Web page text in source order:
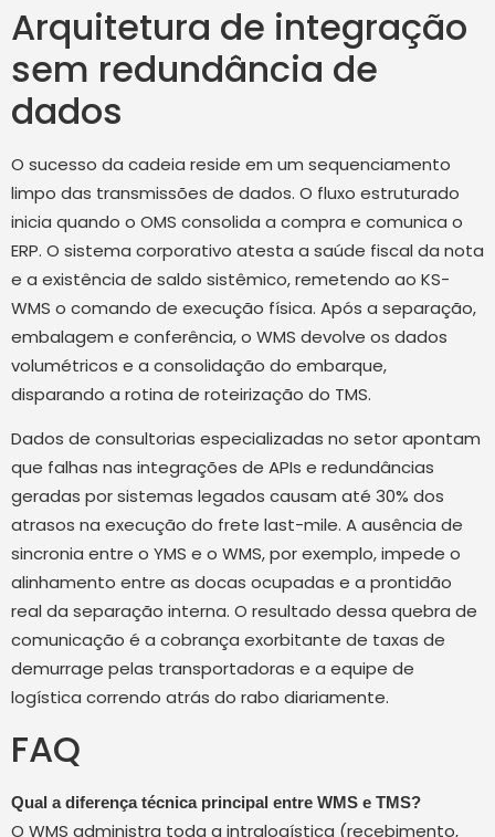
Arquitetura de integração
sem redundância de
dados
O sucesso da cadeia reside em um sequenciamento
limpo das transmissões de dados. O fluxo estruturado
inicia quando o OMS consolida a compra e comunica o
ERP. O sistema corporativo atesta a saúde fiscal da nota
e a existência de saldo sistêmico, remetendo ao KS-
WMS o comando de execução física. Após a separação,
embalagem e conferência, o WMS devolve os dados
volumétricos e a consolidação do embarque,
disparando a rotina de roteirização do TMS.
Dados de consultorias especializadas no setor apontam
que falhas nas integrações de APIs e redundâncias
geradas por sistemas legados causam até 30% dos
atrasos na execução do frete last-mile. A ausência de
sincronia entre o YMS e o WMS, por exemplo, impede o
alinhamento entre as docas ocupadas e a prontidão
real da separação interna. O resultado dessa quebra de
comunicação é a cobrança exorbitante de taxas de
demurrage pelas transportadoras e a equipe de
logística correndo atrás do rabo diariamente.
FAQ
Qual a diferença técnica principal entre WMS e TMS?
O WMS administra toda a intralogística (recebimento,